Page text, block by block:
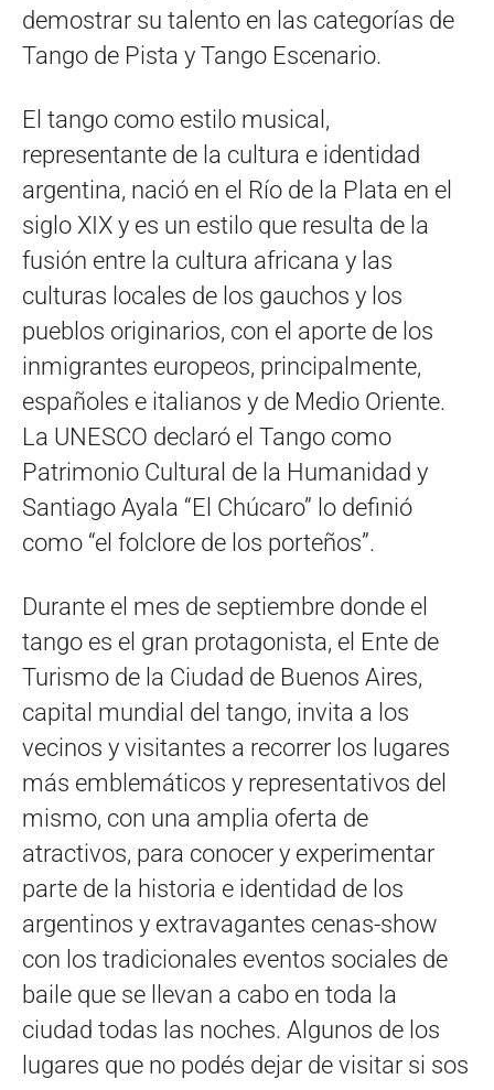
demostrar su talento en las categorías de
Tango de Pista y Tango Escenario.
El tango como estilo musical,
representante de la cultura e identidad
argentina, nació en el Río de la Plata en el
siglo XIX y es un estilo que resulta de la
fusión entre la cultura africana y las
culturas locales de los gauchos y los
pueblos originarios, con el aporte de los
inmigrantes europeos, principalmente,
españoles e italianos y de Medio Oriente.
La UNESCO declaró el Tango como
Patrimonio Cultural de la Humanidad y
Santiago Ayala “El Chúcaro” lo definió
como “el folclore de los porteños”.
Durante el mes de septiembre donde el
tango es el gran protagonista, el Ente de
Turismo de la Ciudad de Buenos Aires,
capital mundial del tango, invita a los
vecinos y visitantes a recorrer los lugares
más emblemáticos y representativos del
mismo, con una amplia oferta de
atractivos, para conocer y experimentar
parte de la historia e identidad de los
argentinos y extravagantes cenas-show
con los tradicionales eventos sociales de
baile que se llevan a cabo en toda la
ciudad todas las noches. Algunos de los
lugares que no podés dejar de visitar si sos